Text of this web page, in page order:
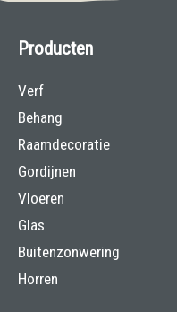
Producten
Verf
Behang
Raamdecoratie
Gordijnen
Vloeren
Glas
Buitenzonwering
Horren